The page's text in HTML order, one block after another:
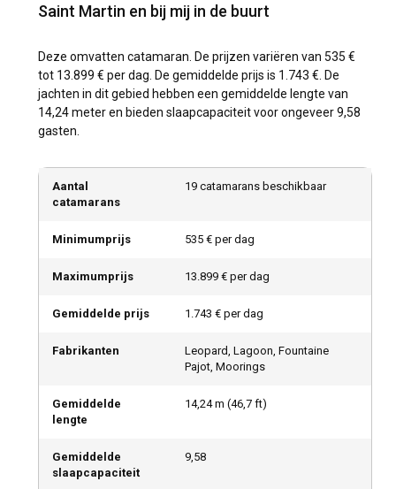
Saint Martin en bij mij in de buurt
Deze omvatten catamaran. De prijzen variëren van 535 €
tot 13.899 € per dag. De gemiddelde prijs is 1.743 €. De
jachten in dit gebied hebben een gemiddelde lengte van
14,24 meter en bieden slaapcapaciteit voor ongeveer 9,58
gasten.
Aantal
catamarans
19 catamarans beschikbaar
Minimumprijs 535 € per dag
Maximumprijs 13.899 € per dag
Gemiddelde prijs 1.743 € per dag
Fabrikanten
Leopard, Lagoon, Fountaine
Pajot, Moorings
Gemiddelde
lengte
14,24m (46,7 ft)
Gemiddelde
slaapcapaciteit
9,58